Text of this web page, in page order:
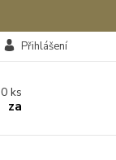
Přihlášení
0 ks
za